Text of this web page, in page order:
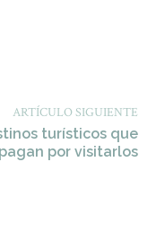
ARTÍCULO SIGUIENTE
turísticos que
por visitarlos